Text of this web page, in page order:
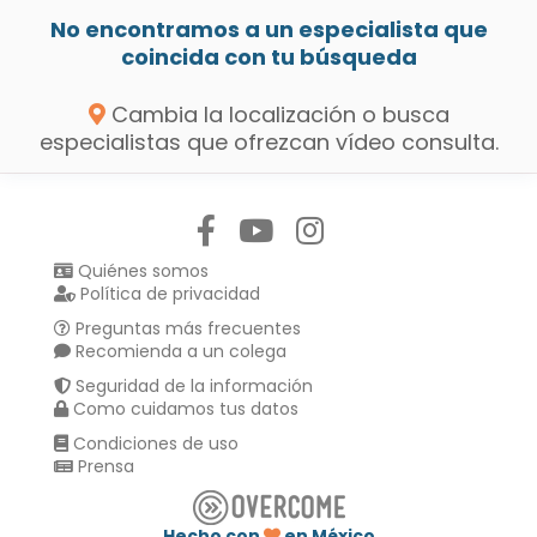
No encontramos a un especialista que
coincida con tu búsqueda
Cambia la localización o busca
especialistas que ofrezcan vídeo consulta.
Quiénes somos
Política de privacidad
Preguntas más frecuentes
Recomienda a un colega
Seguridad de la información
Como cuidamos tus datos
Condiciones de uso
Prensa